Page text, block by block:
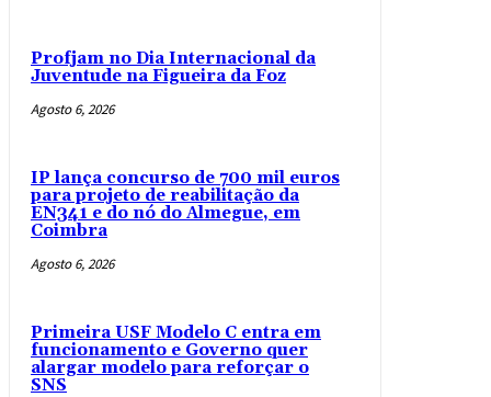
Profjam no Dia Internacional da
Juventude na Figueira da Foz
Agosto 6, 2026
IP lança concurso de 700 mil euros
para projeto de reabilitação da
EN341 e do nó do Almegue, em
Coimbra
Agosto 6, 2026
Primeira USF Modelo C entra em
funcionamento e Governo quer
alargar modelo para reforçar o
SNS